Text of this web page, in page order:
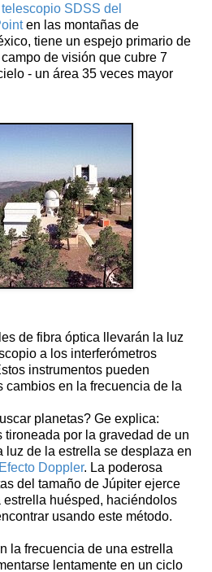
telescopio SDSS del
en las montañas de
tiene un espejo primario de
de visión que cubre 7
- un área 35 veces mayor
de fibra óptica llevarán la luz
a los interferómetros
instrumentos pueden
cambios en la frecuencia de la
planetas? Ge explica:
por la gravedad de un
luz de la estrella se desplaza en
Efecto Doppler. La poderosa
del tamaño de Júpiter ejerce
estrella huésped, haciéndolos
usando este método.
la frecuencia de una estrella
lentamente en un ciclo